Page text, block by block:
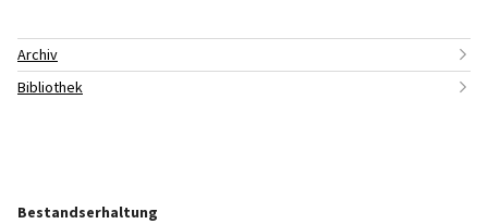
Archiv
Bibliothek
Bestandserhaltung